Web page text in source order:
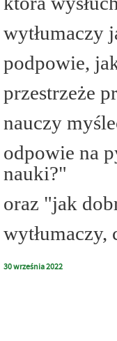
wytłumaczy
podpowie,
przestrzeże
nauczy
odpowie na
nauki?"
oraz "jak
30września2022